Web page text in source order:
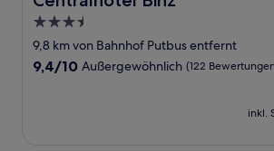
3.5-
Sterne-
Unterkunft
9,8 km von Bahnhof Putbus entfernt
9.4
9,4/10 Außergewöhnlich (122
inkl.